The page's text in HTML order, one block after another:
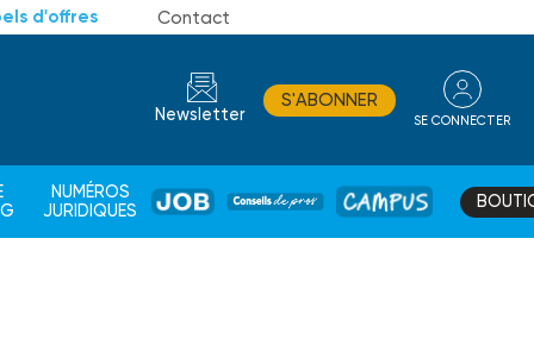
d'offres Contact
Newsletter
S'ABONNER
SE CONNECTER
NUMÉROS
JURIDIQUES
JOB
DE
CAMPUS